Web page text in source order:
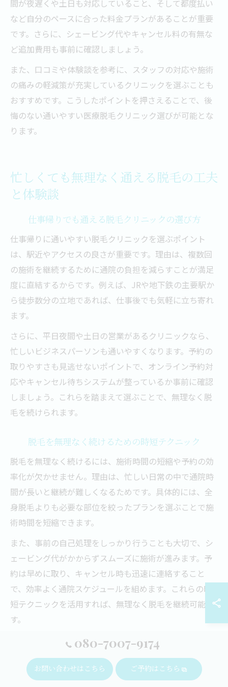
間が夜遅くや土日も対応していること、そして都度払い
など自分のペースに合った料金プランがあることが重要
です。さらに、シェービング代やキャンセル料の有無な
ど追加費用も事前に確認しましょう。
また、口コミや体験談を参考に、スタッフの対応や施術
の痛みの軽減策が充実しているクリニックを選ぶことも
おすすめです。こうしたポイントを押さえることで、後
悔のない通いやすい医療脱毛クリニック選びが可能とな
ります。
忙しくても無理なく通える脱毛の工夫
と体験談
仕事帰りでも通える脱毛クリニックの選び方
仕事帰りに通いやすい脱毛クリニックを選ぶポイント
は、駅近やアクセスの良さが重要です。理由は、複数回
の施術を継続するために通院の負担を減らすことが満足
度に直結するからです。例えば、JRや地下鉄の主要駅か
ら徒歩数分の立地であれば、仕事後でも気軽に立ち寄れ
ます。
さらに、平日夜間や土日の営業があるクリニックなら、
忙しいビジネスパーソンも通いやすくなります。予約の
取りやすさも見逃せないポイントで、オンライン予約対
応やキャンセル待ちシステムが整っているか事前に確認
しましょう。これらを踏まえて選ぶことで、無理なく脱
毛を続けられます。
脱毛を無理なく続けるための時短テクニック
脱毛を無理なく続けるには、施術時間の短縮や予約の効
率化が欠かせません。理由は、忙しい日常の中で通院時
間が長いと継続が難しくなるためです。具体的には、全
身脱毛よりも必要な部位を絞ったプランを選ぶことで施
術時間を短縮できます。
また、事前の自己処理をしっかり行うことも大切で、シ
ェービング代がかからずスムーズに施術が進みます。予
約は早めに取り、キャンセル時も迅速に連絡すること
で、効率よく通院スケジュールを組めます。これらの時
短テクニックを活用すれば、無理なく脱毛を継続可能で
す。
医療脱毛の施術時間短縮に役立つ工夫
医療脱毛の施術時間を短縮するためには、施術方法やク
リニックの設備選びが重要です。理由は、最新のレーザ
080-7007-9174
お問い合わせはこちら ご予約はこちら